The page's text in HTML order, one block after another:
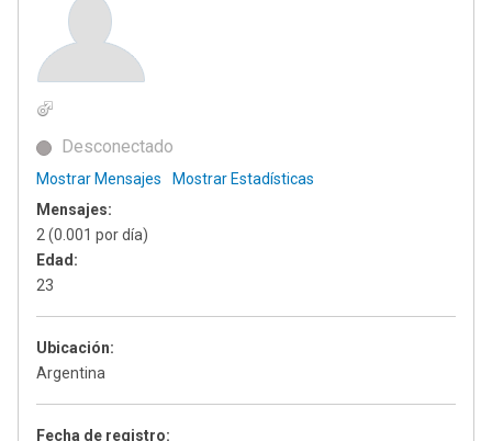
Desconectado
Mostrar Mensajes
Mostrar Estadísticas
Mensajes:
2 (0.001 por día)
Edad:
23
Ubicación:
Argentina
Fecha de registro: